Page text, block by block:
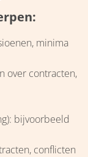
minima
over contracten,
bijvoorbeeld
conflicten